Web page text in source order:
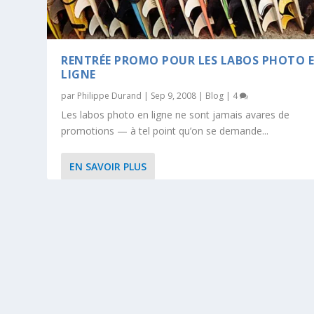
RENTRÉE PROMO POUR LES LABOS PHOTO
LIGNE
par Philippe Durand | Sep 9, 2008 | Blog | 4
Les labos photo en ligne ne sont jamais avares de
promotions — à tel point qu’on se demande...
EN SAVOIR PLUS